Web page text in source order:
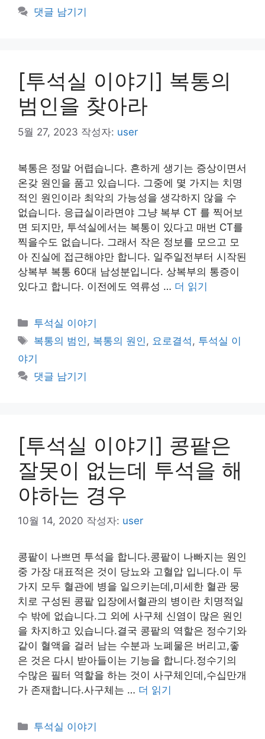
리
그
댓글 남기기
[투석실 이야기] 복통의
범인을 찾아라
5월 27, 2023 작성자: user
복통은 정말 어렵습니다. 흔하게 생기는 증상이면서
온갖 원인을 품고 있습니다. 그중에 몇 가지는 치명
적인 원인이라 최악의 가능성을 생각하지 않을 수
없습니다. 응급실이라면야 그냥 복부 CT 를 찍어보
면 되지만, 투석실에서는 복통이 있다고 매번 CT를
찍을수도 없습니다. 그래서 작은 정보를 모으고 모
아 진실에 접근해야만 합니다. 일주일전부터 시작된
상복부 복통 60대 남성분입니다. 상복부의 통증이
있다고 합니다. 이전에도 역류성 … 더 읽기
카
테
고
리
투석실 이야기
태
그
복통의 범인 , 복통의 원인 , 요로결석 , 투석실 이
야기
댓글 남기기
[투석실 이야기] 콩팥은
잘못이 없는데 투석을 해
야하는 경우
10월 14, 2020 작성자: user
콩팥이 나쁘면 투석을 합니다.콩팥이 나빠지는 원인
중 가장 대표적은 것이 당뇨와 고혈압 입니다.이 두
가지 모두 혈관에 병을 일으키는데,미세한 혈관 뭉
치로 구성된 콩팥 입장에서혈관의 병이란 치명적일
수 밖에 없습니다.그 외에 사구체 신염이 많은 원인
을 차지하고 있습니다.결국 콩팥의 역할은 정수기와
같이 혈액을 걸러 남는 수분과 노폐물은 버리고,좋
은 것은 다시 받아들이는 기능을 합니다.정수기의
수많은 필터 역할을 하는 것이 사구체인데,수십만개
가 존재합니다.사구체는 … 더 읽기
카
투석실 이야기